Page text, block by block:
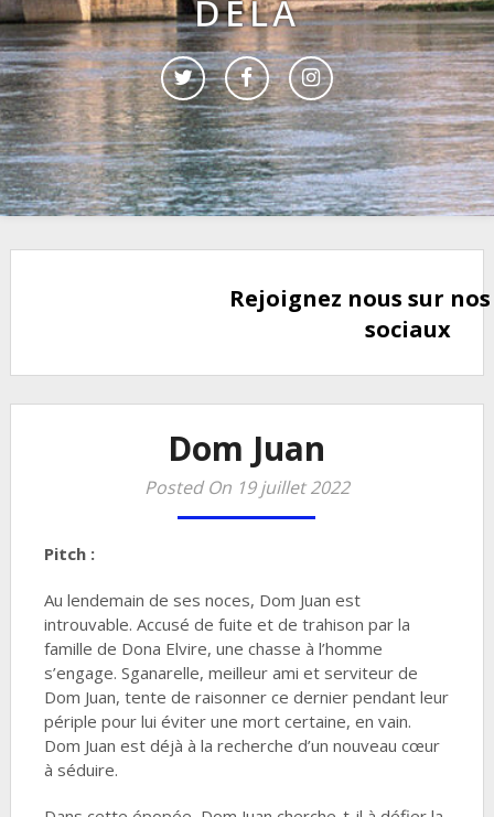
DELÀ
Rejoignez nous sur
sociaux
Dom Juan
Posted On 19 juillet 2022
Pitch :
Au lendemain de ses noces, Dom Juan est
introuvable. Accusé de fuite et de trahison par la
famille de Dona Elvire, une chasse à l’homme
s’engage. Sganarelle, meilleur ami et serviteur de
Dom Juan, tente de raisonner ce dernier pendant leur
périple pour lui éviter une mort certaine, en vain.
Dom Juan est déjà à la recherche d’un nouveau cœur
à séduire.